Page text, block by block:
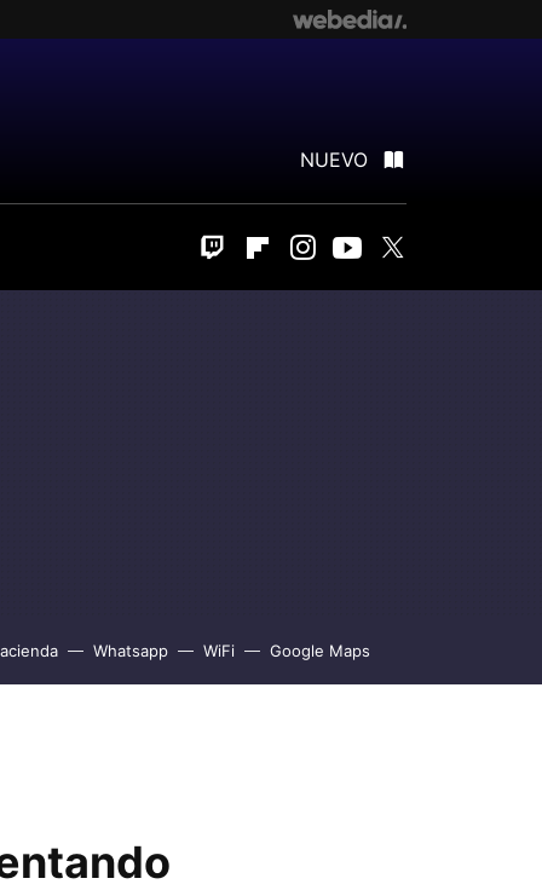
NUEVO
Twitch FlipboardInstagram
Youtube
Whatsapp WiFi Google Maps